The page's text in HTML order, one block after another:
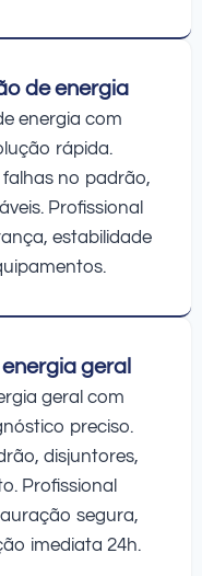
de energia
energia com
rápida.
falhas no padrão,
Profissional
estabilidade
geral
geral com
preciso.
disjuntores,
Profissional
segura,
imediata 24h.